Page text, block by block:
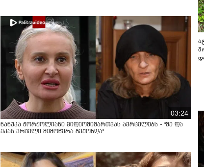
03:24
ნანუკა ჟორჟოლიანი ვიდეომიმართვას ავრცელებს - "მე და
ეკას ვრცელი მიმოწერა გვქონდა"